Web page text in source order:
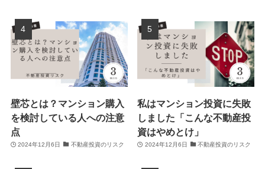
壁芯とは？マンション購入
を検討している人への注意
点
2024年12月6日 不動産投資のリスク
私はマンション投資に失敗
しました「こんな不動産投
資はやめとけ」
2024年12月6日 不動産投資のリスク